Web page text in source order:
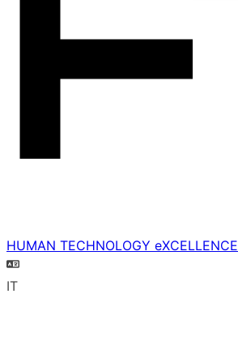
HUMAN TECHNOLOGY eXCELLENCE
IT